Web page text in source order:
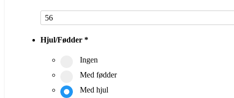
Hjul/Fødder *
Ingen
Med fødder
Med hjul